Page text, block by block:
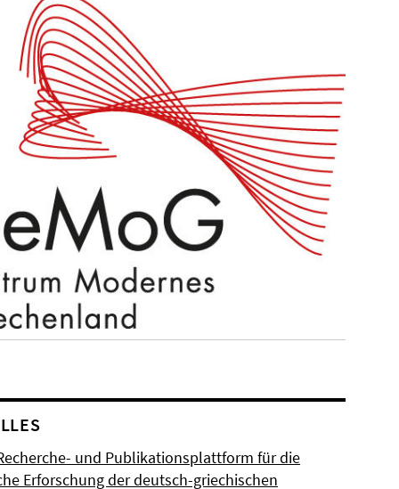
und Publikationsplattform für die
Erforschung der deutsch-griechischen